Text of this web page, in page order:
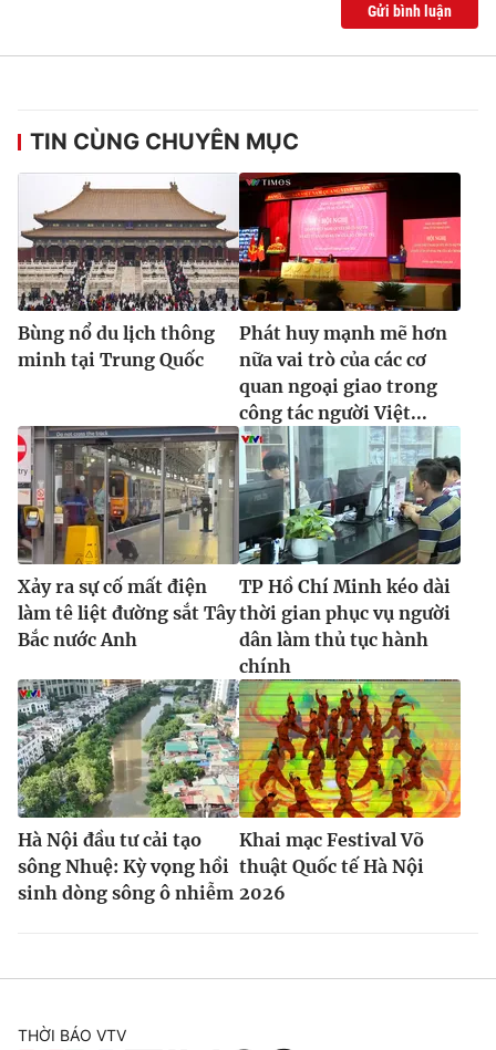
Gửi bình luận
TIN CÙNG CHUYÊN MỤC
Bùng nổ du lịch thông
minh tại Trung Quốc
Phát huy mạnh mẽ hơn
nữa vai trò của các cơ
quan ngoại giao trong
công tác người Việt...
Xảy ra sự cố mất điện
làm tê liệt đường sắt Tây
Bắc nước Anh
TP Hồ Chí Minh kéo dài
thời gian phục vụ người
dân làm thủ tục hành
chính
Hà Nội đầu tư cải tạo
sông Nhuệ: Kỳ vọng hồi
sinh dòng sông ô nhiễm
Khai mạc Festival Võ
thuật Quốc tế Hà Nội
2026
THỜI BÁO VTV